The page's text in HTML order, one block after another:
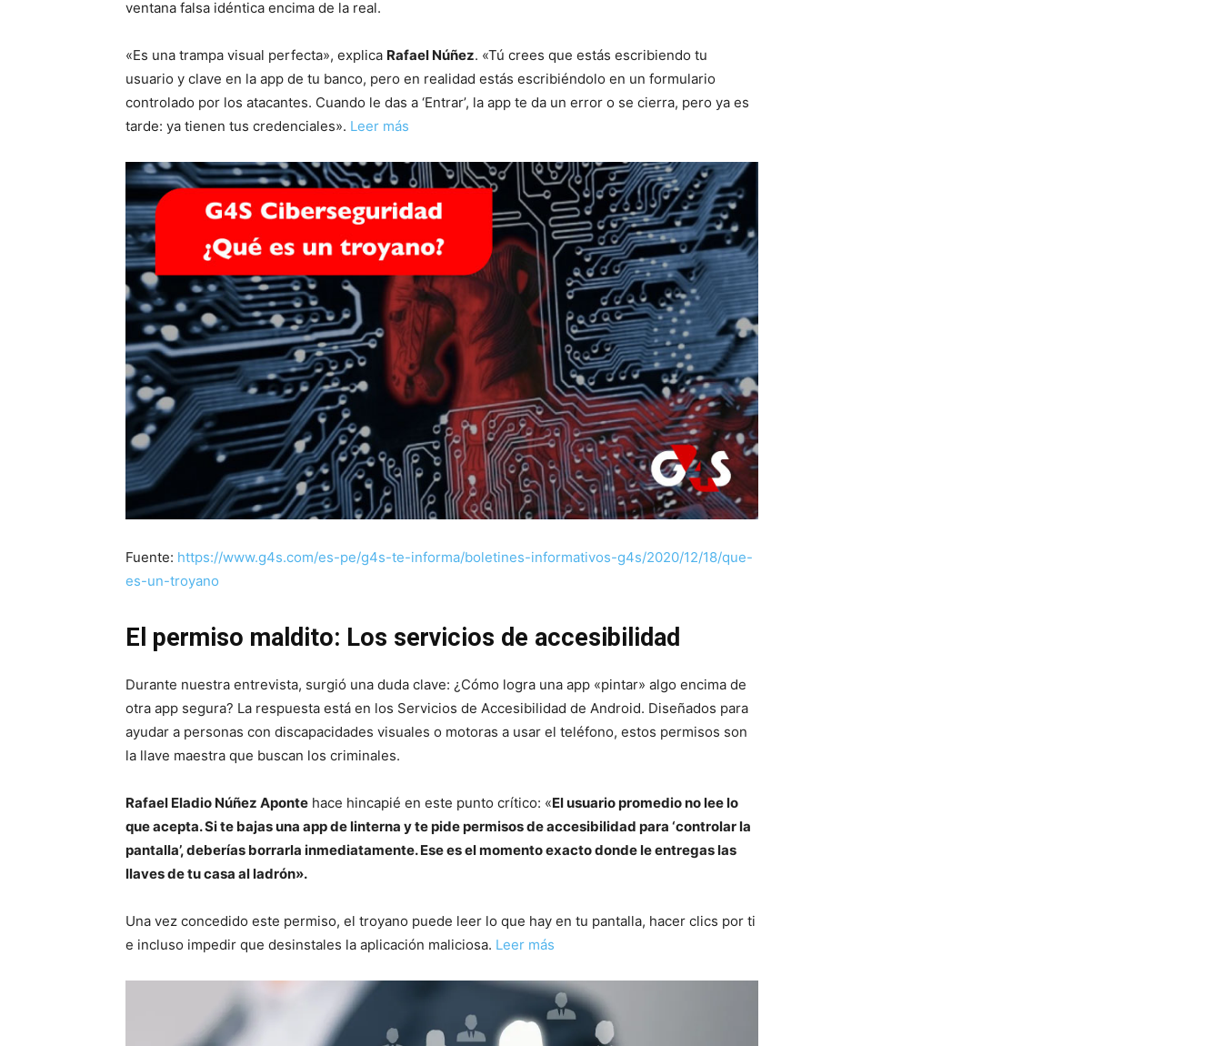
ventana falsa idéntica encima de la real.
«Es una trampa visual perfecta», explica Rafael Núñez. «Tú crees que estás escribiendo tu
usuario y clave en la app de tu banco, pero en realidad estás escribiéndolo en un formulario
controlado por los atacantes. Cuando le das a ‘Entrar’, la app te da un error o se cierra, pero ya es
tarde: ya tienen tus credenciales». Leer más
Fuente: https://www.g4s.com/es-pe/g4s-te-informa/boletines-informativos-g4s/2020/12/18/que-
es-un-troyano
El permiso maldito: Los servicios de accesibilidad
Durante nuestra entrevista, surgió una duda clave: ¿Cómo logra una app «pintar» algo encima de
otra app segura? La respuesta está en los Servicios de Accesibilidad de Android. Diseñados para
ayudar a personas con discapacidades visuales o motoras a usar el teléfono, estos permisos son
la llave maestra que buscan los criminales.
Rafael Eladio Núñez Aponte hace hincapié en este punto crítico: «El usuario promedio no lee lo
que acepta. Si te bajas una app de linterna y te pide permisos de accesibilidad para ‘controlar la
pantalla’, deberías borrarla inmediatamente. Ese es el momento exacto donde le entregas las
llaves de tu casa al ladrón».
Una vez concedido este permiso, el troyano puede leer lo que hay en tu pantalla, hacer clics por ti
e incluso impedir que desinstales la aplicación maliciosa. Leer más